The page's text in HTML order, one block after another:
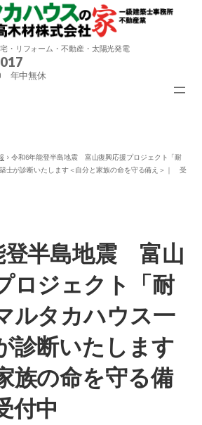
・リフォーム・不動産・太陽光発電
年中無休
> 令和6年能登半島地震 富山復興応援プロジェクト「耐
士が診断いたします＜自分と家族の命を守る備え＞｜ 受
登半島地震 富山
ロジェクト「耐
ルタカハウス一
診断いたします
族の命を守る備
付中